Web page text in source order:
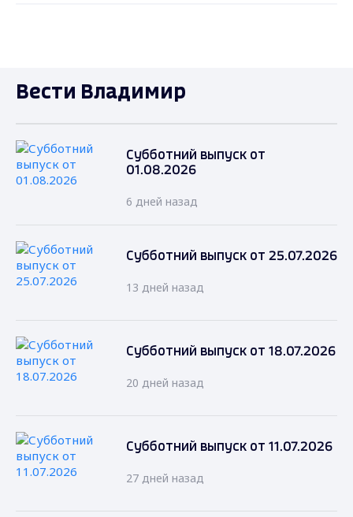
Вести Владимир
Субботний выпуск от
01.08.2026
6 дней назад
Субботний выпуск от 25.07.2026
13 дней назад
Субботний выпуск от 18.07.2026
20 дней назад
Субботний выпуск от 11.07.2026
27 дней назад